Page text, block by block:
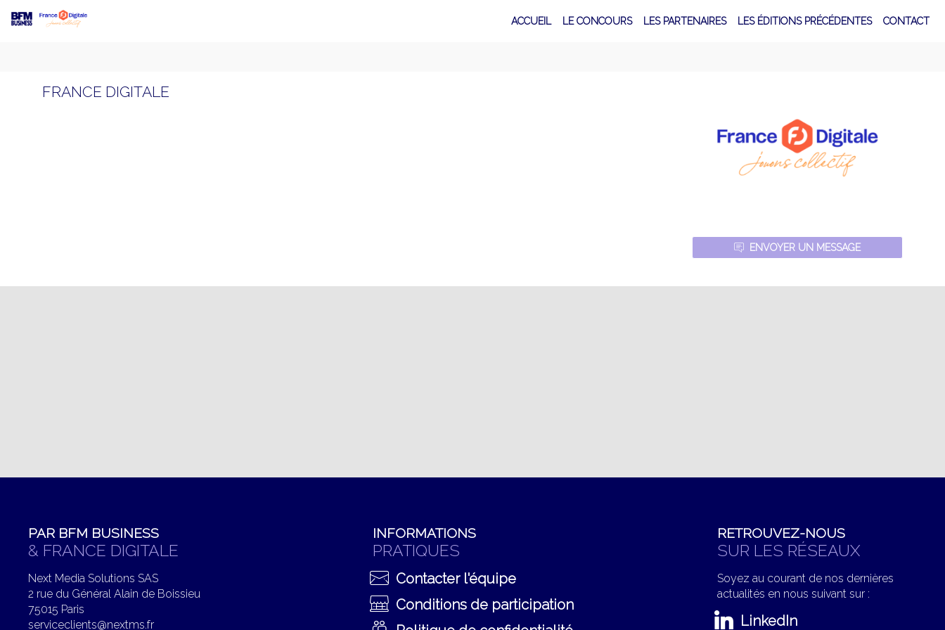
ACCUEIL LE CONCOURS LES PARTENAIRES LES ÉDITIONS PRÉCÉDENTES CONTACT
FRANCE DIGITALE
ENVOYER UN MESSAGE
PAR BFM BUSINESS
& FRANCE DIGITALE
Next Media Solutions SAS
2 rue du Général Alain de Boissieu
75015 Paris
serviceclients@nextms.fr
INFORMATIONS
PRATIQUES
Contacter l'équipe
Conditions de participation
RETROUVEZ-NOUS
SUR LES RÉSEAUX
Soyez au courant de nos dernières
actualités en nous suivant sur :
LinkedIn